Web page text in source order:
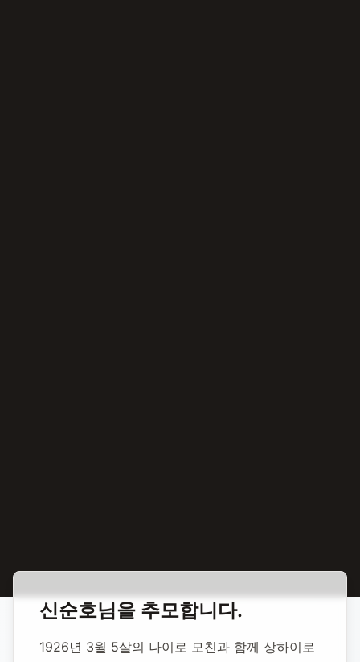
합동 추모 신순호 독립운동가
신순호 독립운동가
신순호님을 추모합니다.
1926년 3월 5살의 나이로 모친과 함께 상하이로